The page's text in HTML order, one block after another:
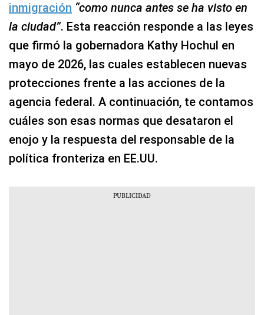
inmigración “como nunca antes se ha visto en
la ciudad”. Esta reacción responde a las leyes
que firmó la gobernadora Kathy Hochul en
mayo de 2026, las cuales establecen nuevas
protecciones frente a las acciones de la
agencia federal. A continuación, te contamos
cuáles son esas normas que desataron el
enojo y la respuesta del responsable de la
política fronteriza en EE.UU.